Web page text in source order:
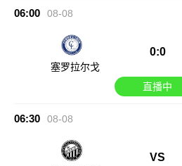
06:00 08-08
塞罗拉尔戈
0:0
直播中
06:30 08-08
VS